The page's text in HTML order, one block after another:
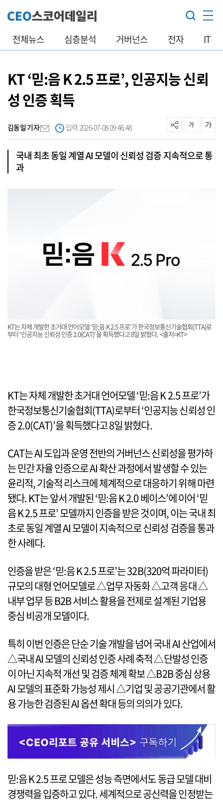
전체뉴스 심층분석 거버넌스 전자 IT
KT ‘믿:음 K 2.5 프로’, 인공지능 신뢰
성 인증 획득
김동일 기자 입력 2026-07-08 09:46:48
국내 최초 동일 계열 AI 모델이 신뢰성 검증 지속적으로 통
과
KT는 자체 개발한 초거대 언어모델 ‘믿:음 K 2.5 프로’가 한국정보통신기술협회(TTA)로
부터 ‘인공지능 신뢰성 인증 2.0(CAT)’을 획득했다고 8일 밝혔다. <출처=KT>
KT는 자체 개발한 초거대 언어모델 ‘믿:음 K 2.5 프로’가
한국정보통신기술협회(TTA)로부터 ‘인공지능 신뢰성 인
증 2.0(CAT)’을 획득했다고 8일 밝혔다.
CAT는 AI 도입과 운영 전반의 거버넌스 신뢰성을 평가하
는 민간 자율 인증으로 AI 확산 과정에서 발생할 수 있는
윤리적, 기술적 리스크에 체계적으로 대응하기 위해 마련
됐다. KT는 앞서 개발된 ‘믿:음 K 2.0 베이스’에 이어 ‘믿
음 K 2.5 프로’ 모델까지 인증을 받은 것이며, 이는 국내 최
초로 동일 계열 AI 모델이 지속적으로 신뢰성 검증을 통과
한 사례다.
인증을 받은 ‘믿:음 K 2.5 프로’는 32B(320억 파라미터)
규모의 대형 언어모델로 △업무 자동화 △고객 응대 △
내부 업무 등 B2B 서비스 활용을 전제로 설계된 기업용
중심 비공개 모델이다.
특히 이번 인증은 단순 기술 개발을 넘어 국내 AI 산업에서
△국내 AI 모델의 신뢰성 인증 사례 축적 △단발성 인증
이 아닌 지속적 개선 및 검증 체계 확보 △B2B 중심 상용
AI 모델의 표준화 가능성 제시 △기업 및 공공기관에서 활
용 가능한 검증된 AI 옵션 확대 등의 의의가 있다.
믿:음 K 2.5 프로 모델은 성능 측면에서도 동급 모델 대비
경쟁력을 입증하고 있다. 세계적으로 공신력을 인정받는